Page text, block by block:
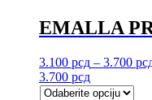
EMALLA
3.100 рсд – 3.700
3.700 рсд